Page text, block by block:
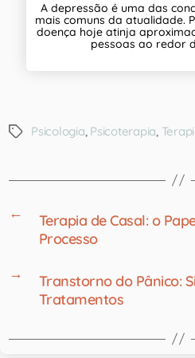
A depressão é uma das
mais comuns da atualidade.
doença hoje atinja
pessoas ao redor
Psicologia Psicoterapia
←
Terapia de Casal: o
Processo
→
Transtorno do Pânico:
Tratamentos